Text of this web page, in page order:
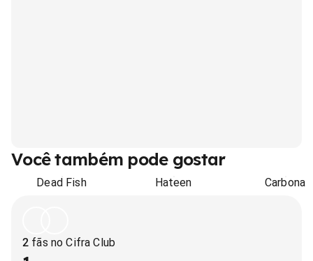
Você também pode gostar
Dead Fish Hateen Carbona
2 fãs no Cifra Club